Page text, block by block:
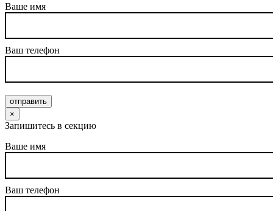
Ваше имя
Ваш телефон
отправить
×
Запишитесь в секцию
Ваше имя
Ваш телефон